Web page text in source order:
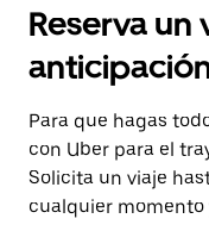
el
y
selecciona
una
fecha.
Presiona
la
tecla Esc
para
Reserva un
Para que hagas
con Uber para el
Solicita un viaje
cualquier momento